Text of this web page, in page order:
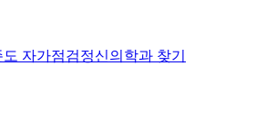
자가점검정신의학과 찾기